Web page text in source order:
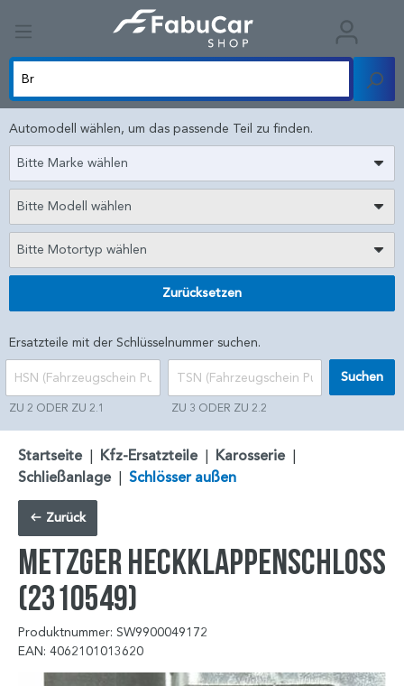
Automodell wählen, um das passende Teil zu finden.
Bitte Marke wählen
Bitte Modell wählen
Bitte Motortyp wählen
Zurücksetzen
Ersatzteile mit der Schlüsselnummer suchen.
ZU 2 ODER ZU 2.1 ZU 3 ODER ZU 2.2
Suchen
Startseite | Kfz-Ersatzteile | Karosserie |
Schließanlage | Schlösser außen
Zurück
METZGER Heckklappenschloss
(2310549)
Produktnummer: SW9900049172
EAN: 4062101013620